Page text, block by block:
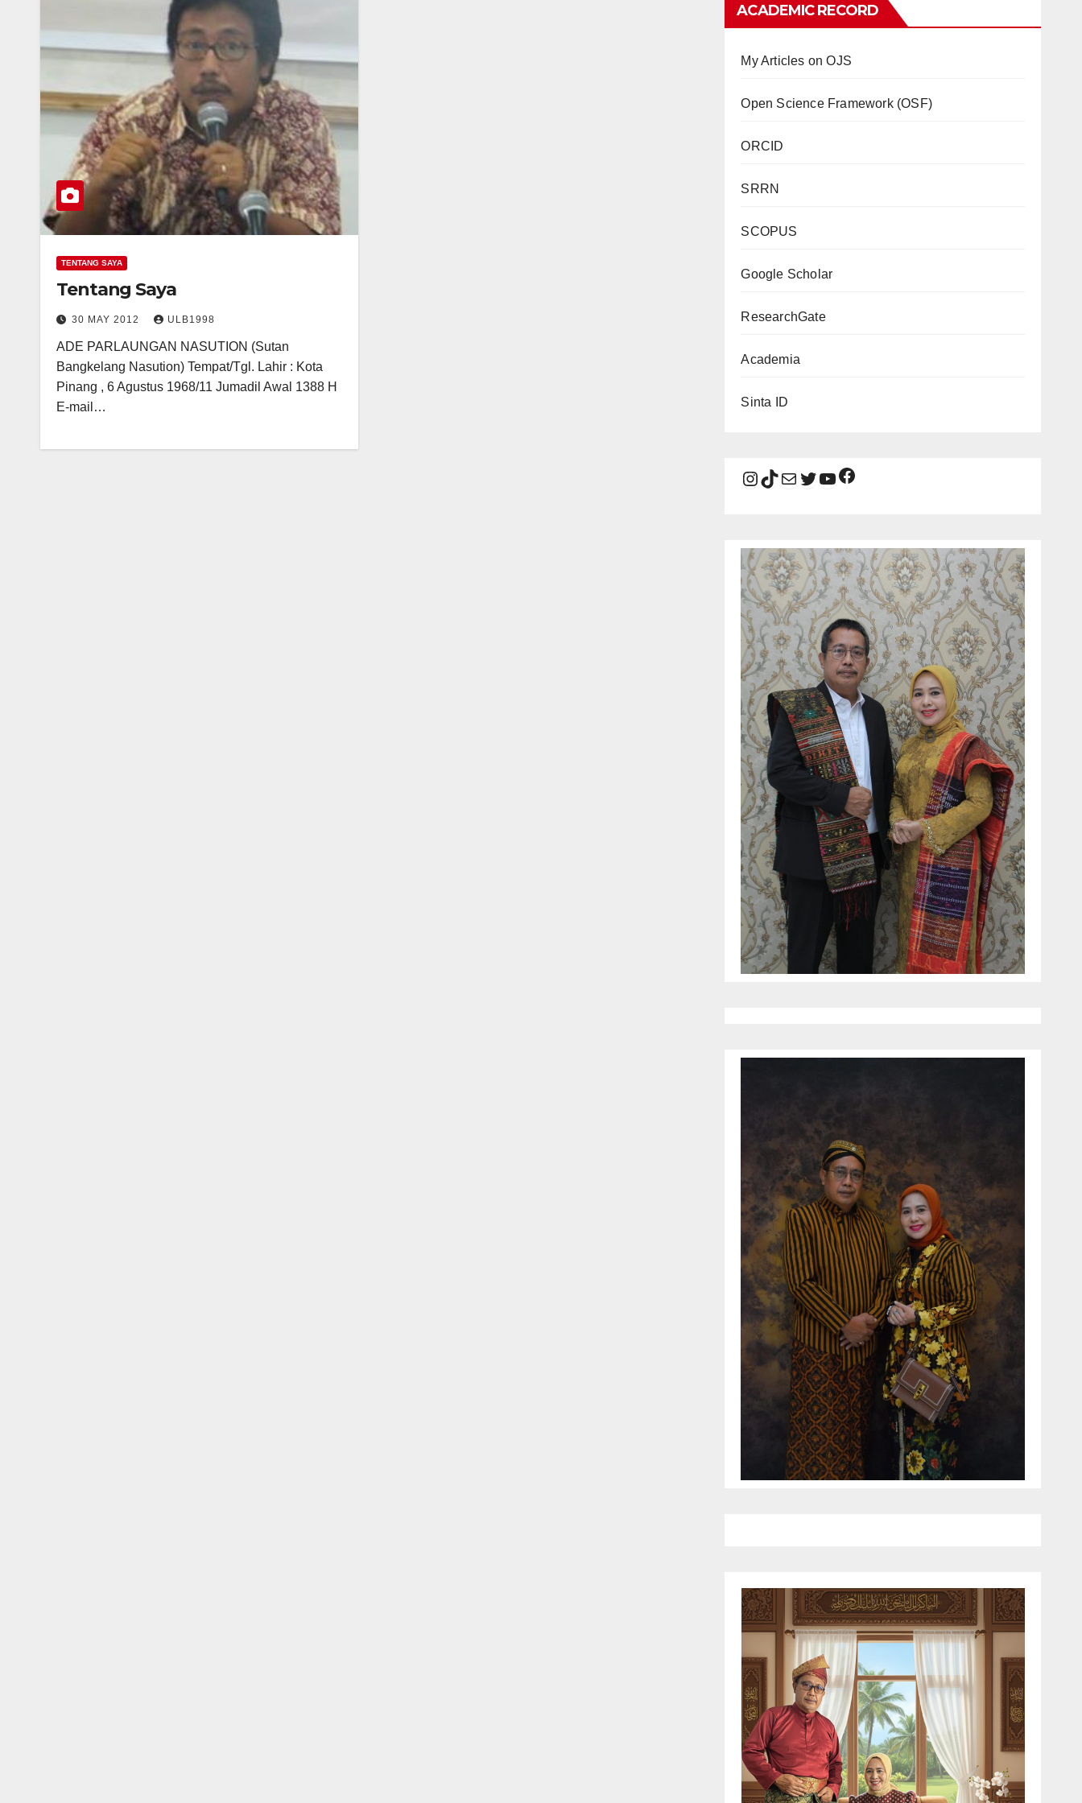
TENTANG SAYA
Tentang Saya
30 MAY 2012 ULB1998
ADE PARLAUNGAN NASUTION (Sutan
Bangkelang Nasution) Tempat/Tgl. Lahir : Kota
Pinang , 6 Agustus 1968/11 Jumadil Awal 1388 H
E-mail…
ACADEMIC RECORD
My Articles on OJS
Open Science Framework (OSF)
ORCID
SRRN
SCOPUS
Google Scholar
ResearchGate
Academia
Sinta ID
Instagram
TikTok
MailTwitter
YouTube
Facebook